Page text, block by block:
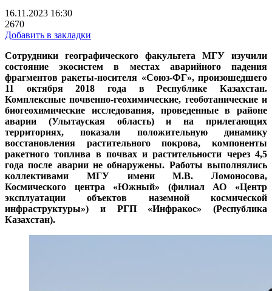
16.11.2023 16:30
2670
Добавить в закладки
Сотрудники географического факультета МГУ изучили
состояние экосистем в местах аварийного падения
фрагментов ракеты-носителя «Союз-ФГ», произошедшего
11 октября 2018 года в Республике Казахстан.
Комплексные почвенно-геохимические, геоботанические и
биогеохимические исследования, проведенные в районе
аварии (Улытауская область) и на прилегающих
территориях, показали положительную динамику
восстановления растительного покрова, компоненты
ракетного топлива в почвах и растительности через 4,5
года после аварии не обнаружены. Работы выполнялись
коллективами МГУ имени М.В. Ломоносова,
Космического центра «Южный» (филиал АО «Центр
эксплуатации объектов наземной космической
инфраструктуры») и РГП «Инфракос» (Республика
Казахстан).